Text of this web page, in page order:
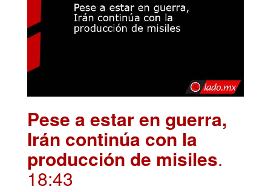
Pese a estar en guerra,
Irán continúa con la
producción de misiles.
18:43